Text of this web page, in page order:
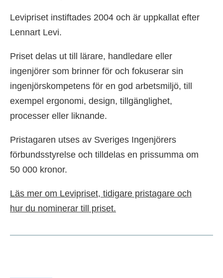
Levipriset instiftades 2004 och är uppkallat efter
Lennart Levi.
Priset delas ut till lärare, handledare eller
ingenjörer som brinner för och fokuserar sin
ingenjörskompetens för en god arbetsmiljö, till
exempel ergonomi, design, tillgänglighet,
processer eller liknande.
Pristagaren utses av Sveriges Ingenjörers
förbundsstyrelse och tilldelas en prissumma om
50 000 kronor.
Läs mer om Levipriset, tidigare pristagare och
hur du nominerar till priset.